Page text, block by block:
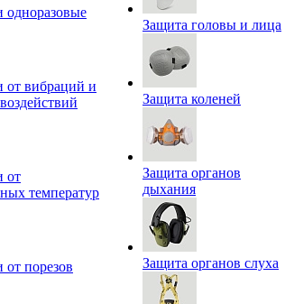
одноразовые
от вибраций и
от
температур
от порезов
Защита головы и лица
Защита коленей
Защита органов
дыхания
Защита органов слуха